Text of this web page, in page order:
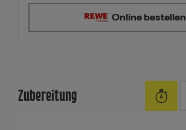
Online bestellen
Zubereitung